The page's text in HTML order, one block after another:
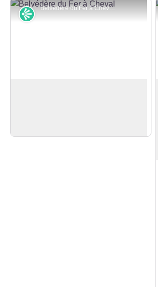
Belvédère du Fer à Cheval - CCGP
Point de vue